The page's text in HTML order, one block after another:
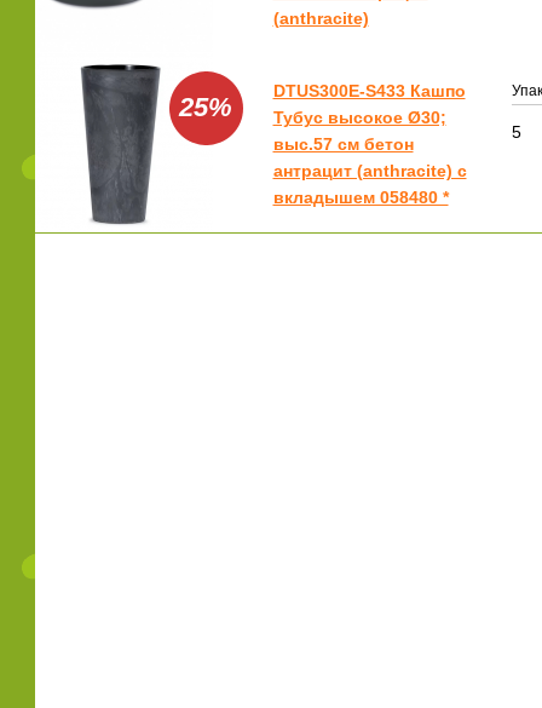
(anthracite)
25%
DTUS300E-S433 Кашпо
Тубус высокое Ø30;
выс.57 см бетон
антрацит (anthracite) с
вкладышем 058480 *
5